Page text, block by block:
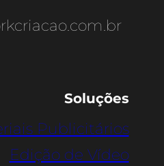
Soluções
Publicitários
Edição de Vídeo